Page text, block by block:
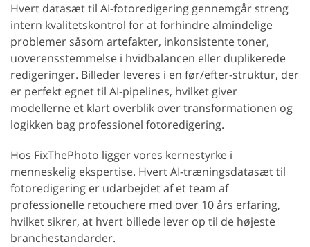
Hvert datasæt til AI-fotoredigering gennemgår streng
intern kvalitetskontrol for at forhindre almindelige
problemer såsom artefakter, inkonsistente toner,
uoverensstemmelse i hvidbalancen eller duplikerede
redigeringer. Billeder leveres i en før/efter-struktur, der
er perfekt egnet til AI-pipelines, hvilket giver
modellerne et klart overblik over transformationen og
logikken bag professionel fotoredigering.
Hos FixThePhoto ligger vores kernestyrke i
menneskelig ekspertise. Hvert AI-træningsdatasæt til
fotoredigering er udarbejdet af et team af
professionelle retouchere med over 10 års erfaring,
hvilket sikrer, at hvert billede lever op til de højeste
branchestandarder.